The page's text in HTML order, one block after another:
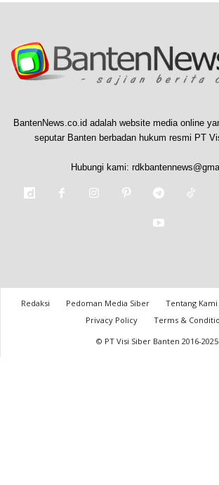
BantenNews.co.id adalah website media online
seputar Banten berbadan hukum resmi PT
Hubungi kami:
Redaksi Pedoman Media Siber Tentang Kami
Privacy Policy
Terms &
© PT Visi Siber Banten 2016-2025